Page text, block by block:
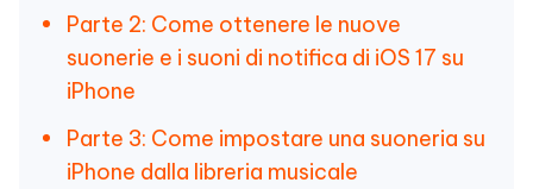
Parte 2: Come ottenere le nuove
suonerie e i suoni di notifica di iOS 17 su
iPhone
Parte 3: Come impostare una suoneria su
iPhone dalla libreria musicale